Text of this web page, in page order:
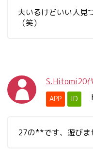
夫いるけどいい人見
（笑）
S.Hitomi20
APP ID
27の**です、遊びま